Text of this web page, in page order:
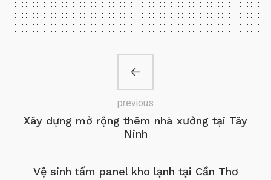
Xây dựng mở rộng thêm nhà xưởng tại Tây
Ninh
previous
Vệ sinh tấm panel kho lạnh tại Cần Thơ